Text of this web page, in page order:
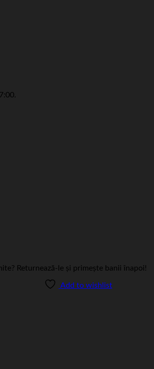
Returnează-le și primește banii înapoi!
Add to wishlist